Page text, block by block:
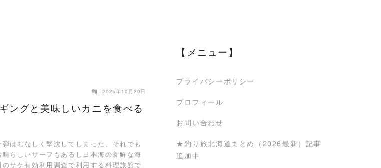
2025年10月20日
ングと美味しいカニを食べる
はむなしく撃沈してしまった、それでも
らしいサーフもあるし日本海の新鮮な海
サケ有効利用調査で利用する料理旅館で
【メニュー】
プライバシーポリシー
プロフィール
お問い合わせ
★釣り旅北海道まとめ（2026最新）記事
追加中